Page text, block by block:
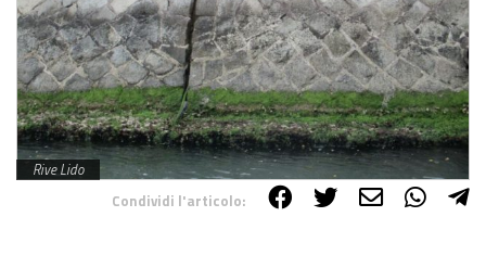
Rive Lido
Condividi l'articolo: